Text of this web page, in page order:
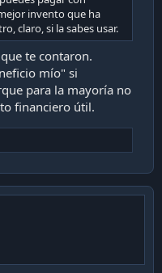
invento que ha
claro, si la sabes usar.
te contaron.
mío" si
para la mayoría no
financiero útil.